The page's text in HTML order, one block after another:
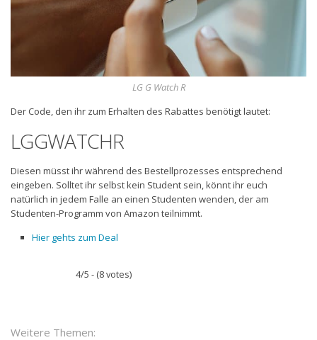
Mobilfunk-Vergleichsrechner
Mobilfunk-Tarifrechner
Flatrate-Datentarife
LG G Watch R
Der Code, den ihr zum Erhalten des Rabattes benötigt lautet:
LGGWATCHR
Diesen müsst ihr während des Bestellprozesses entsprechend
eingeben. Solltet ihr selbst kein Student sein, könnt ihr euch
natürlich in jedem Falle an einen Studenten wenden, der am
Studenten-Programm von Amazon teilnimmt.
Hier gehts zum Deal
4/5 - (8 votes)
Weitere Themen: